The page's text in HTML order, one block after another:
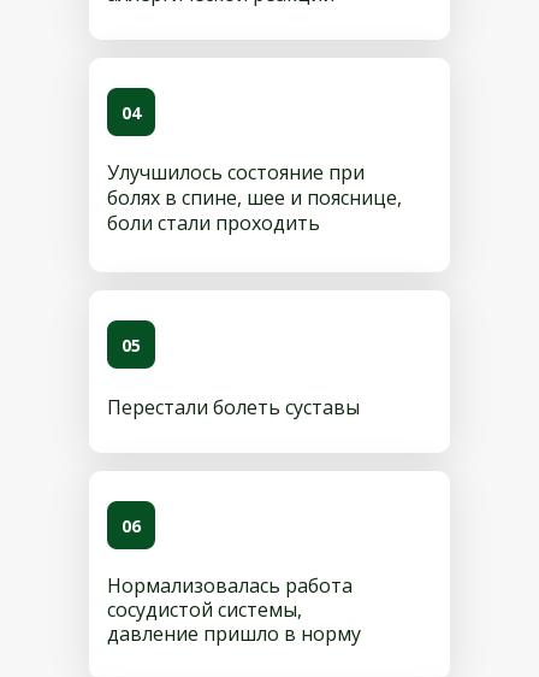
Улучшилось состояние при
болях в спине, шее и пояснице,
боли стали проходить
04
Перестали болеть суставы
05
Нормализовалась работа
сосудистой системы,
давление пришло в норму
06